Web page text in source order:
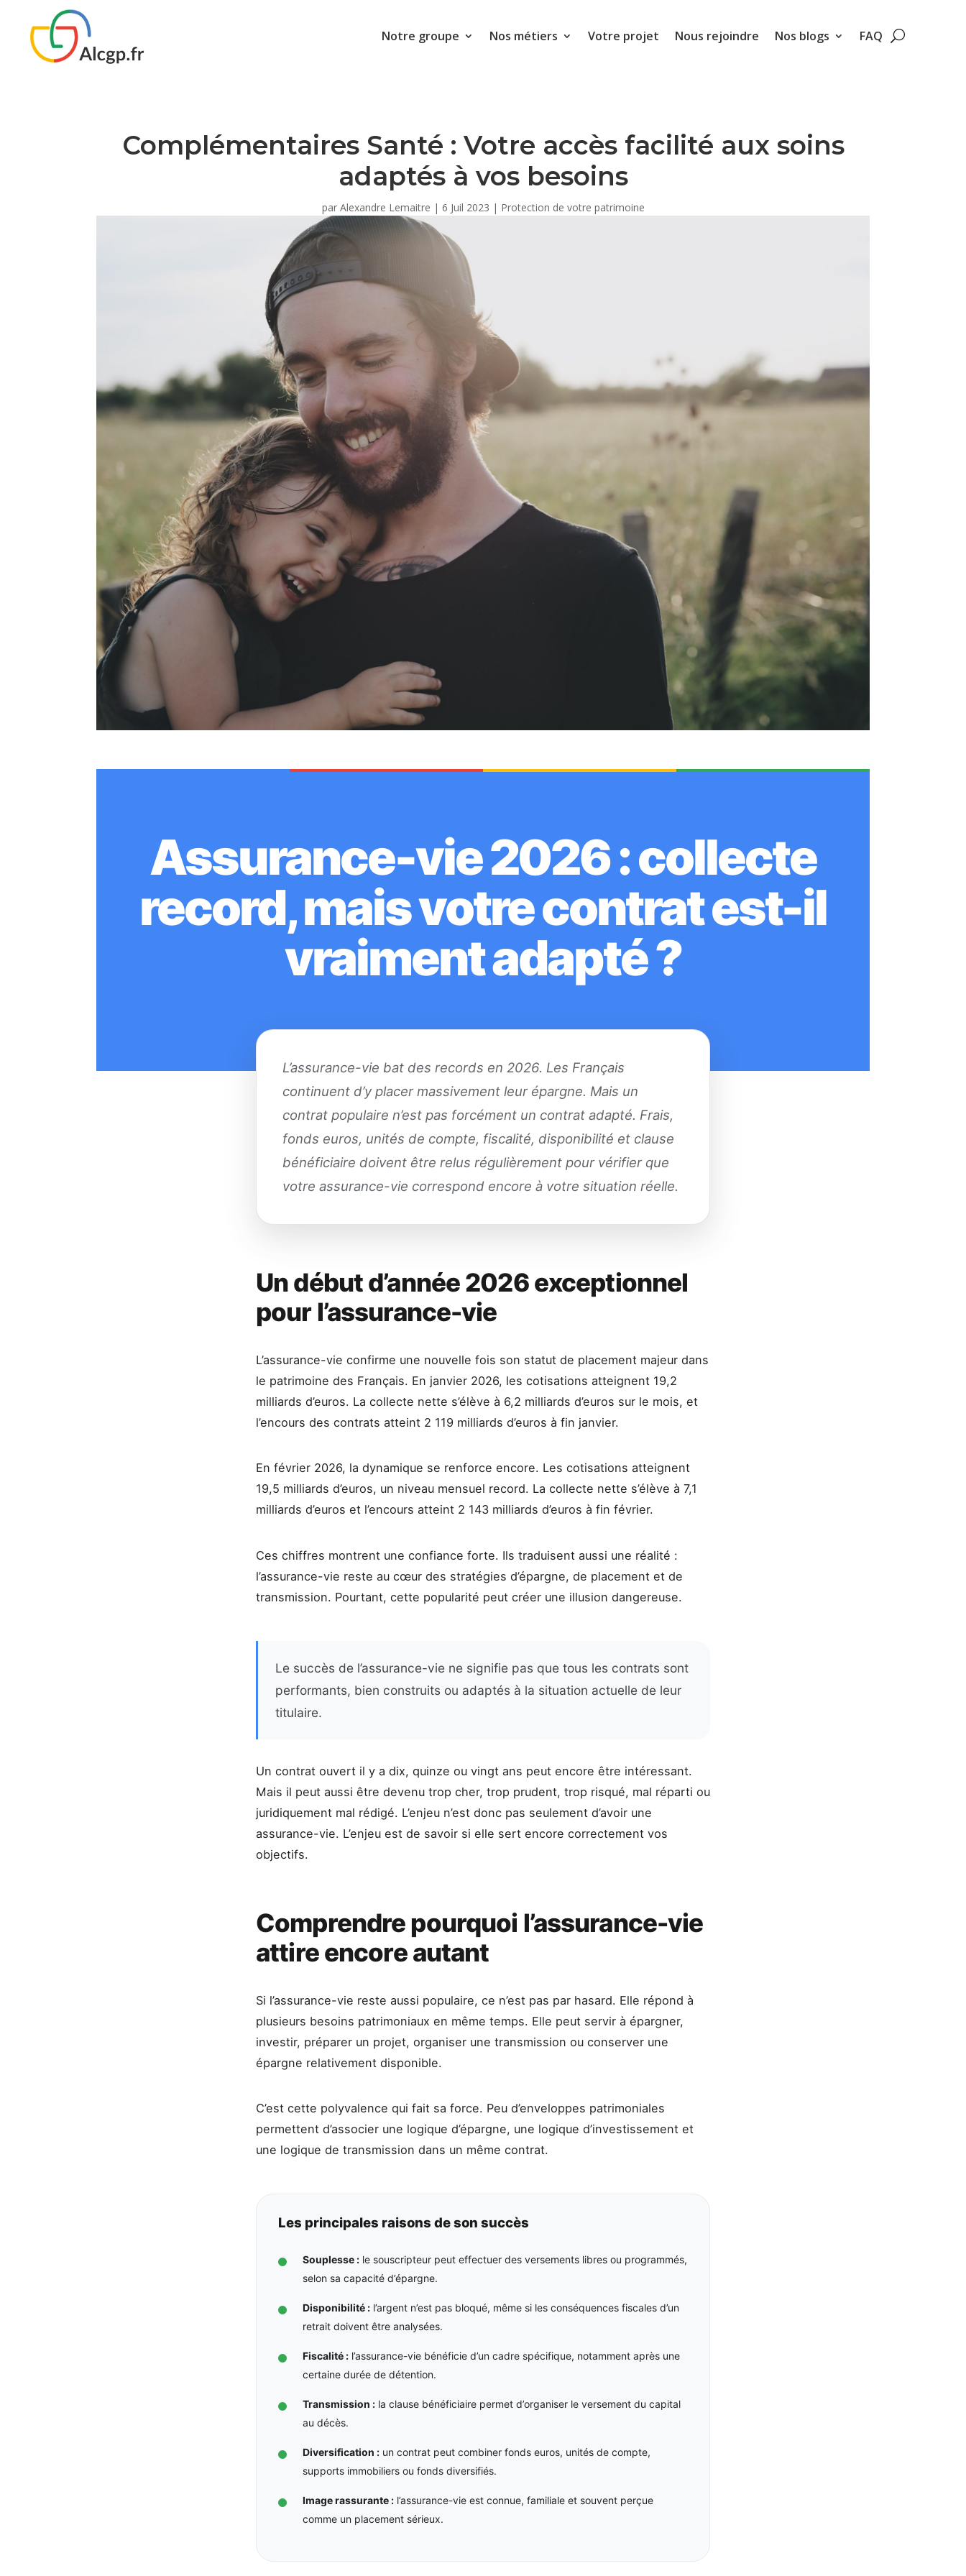
Notre groupe Nos métiers Votre projet Nous rejoindre Nos blogs FAQ
Complémentaires Santé : Votre accès facilité aux soins
adaptés à vos besoins
par Alexandre Lemaitre | 6 Juil 2023 | Protection de votre patrimoine
Assurance-vie 2026 : collecte
record, mais votre contrat est-il
vraiment adapté ?
L’assurance-vie bat des records en 2026. Les Français
continuent d’y placer massivement leur épargne. Mais un
contrat populaire n’est pas forcément un contrat adapté. Frais,
fonds euros, unités de compte, fiscalité, disponibilité et clause
bénéficiaire doivent être relus régulièrement pour vérifier que
votre assurance-vie correspond encore à votre situation réelle.
Un début d’année 2026 exceptionnel
pour l’assurance-vie
L’assurance-vie confirme une nouvelle fois son statut de placement majeur dans
le patrimoine des Français. En janvier 2026, les cotisations atteignent 19,2
milliards d’euros. La collecte nette s’élève à 6,2 milliards d’euros sur le mois, et
l’encours des contrats atteint 2 119 milliards d’euros à fin janvier.
En février 2026, la dynamique se renforce encore. Les cotisations atteignent
19,5 milliards d’euros, un niveau mensuel record. La collecte nette s’élève à 7,1
milliards d’euros et l’encours atteint 2 143 milliards d’euros à fin février.
Ces chiffres montrent une confiance forte. Ils traduisent aussi une réalité :
l’assurance-vie reste au cœur des stratégies d’épargne, de placement et de
transmission. Pourtant, cette popularité peut créer une illusion dangereuse.
Le succès de l’assurance-vie ne signifie pas que tous les contrats sont
performants, bien construits ou adaptés à la situation actuelle de leur
titulaire.
Un contrat ouvert il y a dix, quinze ou vingt ans peut encore être intéressant.
Mais il peut aussi être devenu trop cher, trop prudent, trop risqué, mal réparti ou
juridiquement mal rédigé. L’enjeu n’est donc pas seulement d’avoir une
assurance-vie. L’enjeu est de savoir si elle sert encore correctement vos
objectifs.
Comprendre pourquoi l’assurance-vie
attire encore autant
Si l’assurance-vie reste aussi populaire, ce n’est pas par hasard. Elle répond à
plusieurs besoins patrimoniaux en même temps. Elle peut servir à épargner,
investir, préparer un projet, organiser une transmission ou conserver une
épargne relativement disponible.
C’est cette polyvalence qui fait sa force. Peu d’enveloppes patrimoniales
permettent d’associer une logique d’épargne, une logique d’investissement et
une logique de transmission dans un même contrat.
Les principales raisons de son succès
Souplesse : le souscripteur peut effectuer des versements libres ou programmés,
selon sa capacité d’épargne.
Disponibilité : l’argent n’est pas bloqué, même si les conséquences fiscales d’un
retrait doivent être analysées.
Fiscalité : l’assurance-vie bénéficie d’un cadre spécifique, notamment après une
certaine durée de détention.
Transmission : la clause bénéficiaire permet d’organiser le versement du capital
au décès.
Diversification : un contrat peut combiner fonds euros, unités de compte,
supports immobiliers ou fonds diversifiés.
Image rassurante : l’assurance-vie est connue, familiale et souvent perçue
comme un placement sérieux.